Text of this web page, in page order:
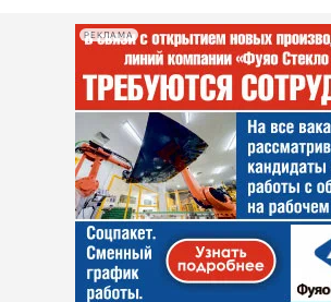
РЕКЛАМА